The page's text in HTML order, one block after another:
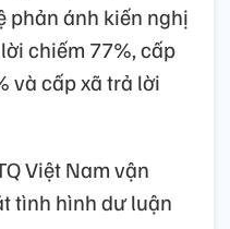
phản ánh kiến nghị
chiếm 77%, cấp
và cấp xã trả lời
Việt Nam vận
tình hình dư luận